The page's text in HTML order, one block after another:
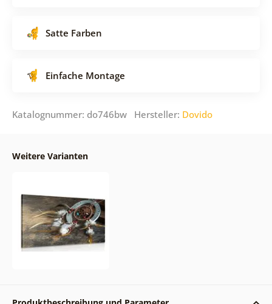
Satte Farben
Einfache Montage
Katalognummer: do746bw Hersteller: Dovido
Weitere Varianten